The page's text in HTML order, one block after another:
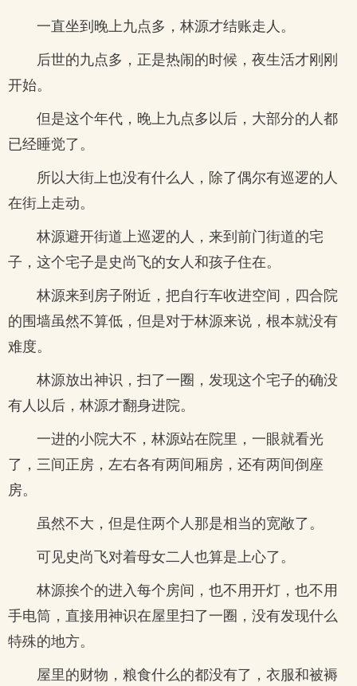
一直坐到晚上九点多，林源才结账走人。
后世的九点多，正是热闹的时候，夜生活才刚刚
开始。
但是这个年代，晚上九点多以后，大部分的人都
已经睡觉了。
所以大街上也没有什么人，除了偶尔有巡逻的人
在街上走动。
林源避开街道上巡逻的人，来到前门街道的宅
子，这个宅子是史尚飞的女人和孩子住在。
林源来到房子附近，把自行车收进空间，四合院
的围墙虽然不算低，但是对于林源来说，根本就没有
难度。
林源放出神识，扫了一圈，发现这个宅子的确没
有人以后，林源才翻身进院。
一进的小院大不，林源站在院里，一眼就看光
了，三间正房，左右各有两间厢房，还有两间倒座
房。
虽然不大，但是住两个人那是相当的宽敞了。
可见史尚飞对着母女二人也算是上心了。
林源挨个的进入每个房间，也不用开灯，也不用
手电筒，直接用神识在屋里扫了一圈，没有发现什么
特殊的地方。
屋里的财物，粮食什么的都没有了，衣服和被褥